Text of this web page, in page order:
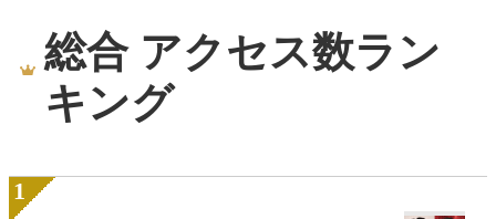
総合 アクセス数ラン
キング